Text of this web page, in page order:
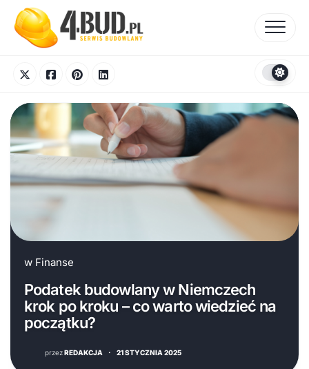
content
w Finanse
Podatek budowlany w Niemczech
krok po kroku – co warto wiedzieć na
początku?
przezREDAKCJA · 21 STYCZNIA 2025